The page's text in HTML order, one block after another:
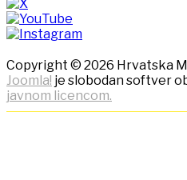
Copyright © 2026 Hrvatska
Joomla! je slobodan softver
javnom licencom.